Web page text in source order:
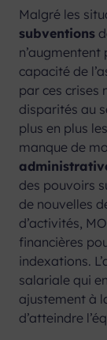
Malgré les
subventions
capacité de
par ces crises
disparités au
plus en plus
manque de
des pouvoirs
de nouvelles
d’activités,
financières
indexations.
salariale qui
ajustement à
d’atteindre